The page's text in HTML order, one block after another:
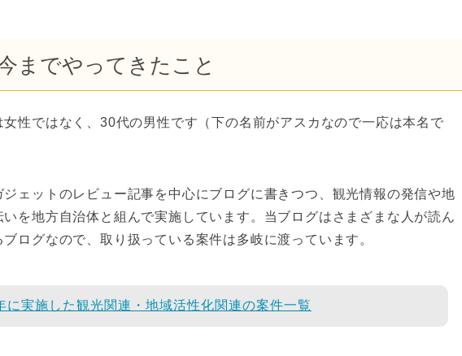
までやってきたこと
性ではなく、30代の男性です（下の名前がアスカなので一応は本名で
ェットのレビュー記事を中心にブログに書きつつ、観光情報の発信や地
を地方自治体と組んで実施しています。当ブログはさまざまな人が読ん
ログなので、取り扱っている案件は多岐に渡っています。
に実施した観光関連・地域活性化関連の案件一覧